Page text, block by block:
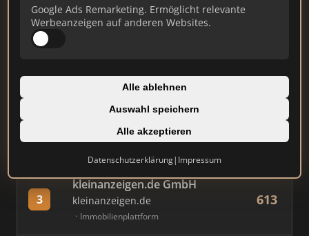
Google Ads Remarketing. Ermöglicht relevante
Werbeanzeigen auf anderen Websites.
Alle ablehnen
Auswahl speichern
Alle akzeptieren
Datenschutzerklärung| Impressum
# MAKLER / FIRMA
1 immobilienscout24.de
Immobilienplattform
824
AVIV Germany GmbH
immowelt.de Immobilienplattform
3
kleinanzeigen.de GmbH
kleinanzeigen.de
Immobilienplattform
613